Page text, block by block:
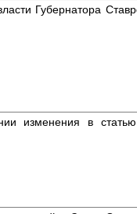
Губернатора
изменения в